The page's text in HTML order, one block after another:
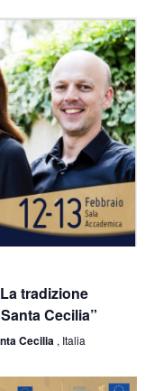
t
e
N
a
v
i
g
a
z
i
o
o
n
e
tradizione
Cecilia”
Cecilia , Italia